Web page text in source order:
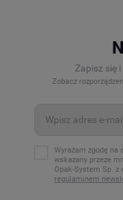
Zapisz się
Zobacz
Wyrażam zgodę na
wskazany przeze
Opak-System Sp. z
regulaminem